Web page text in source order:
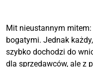
Mit nieustannym
bogatymi. Jednak
szybko dochodzi do
dla sprzedawców, ale z